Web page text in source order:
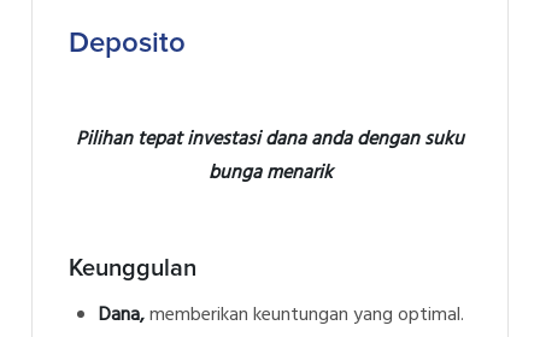
Deposito
Pilihan tepat investasi dana anda dengan suku
bunga menarik
Keunggulan
Dana,memberikan keuntungan yang optimal.